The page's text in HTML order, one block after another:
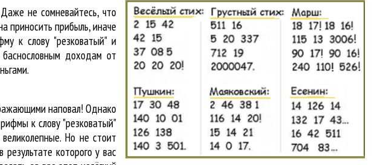
не сомневайтесь, что
приносить прибыль, иначе
к слову "резковатый" и
доходам от
наповал! Однако
к слову "резковатый"
Но не стоит
которого у вас